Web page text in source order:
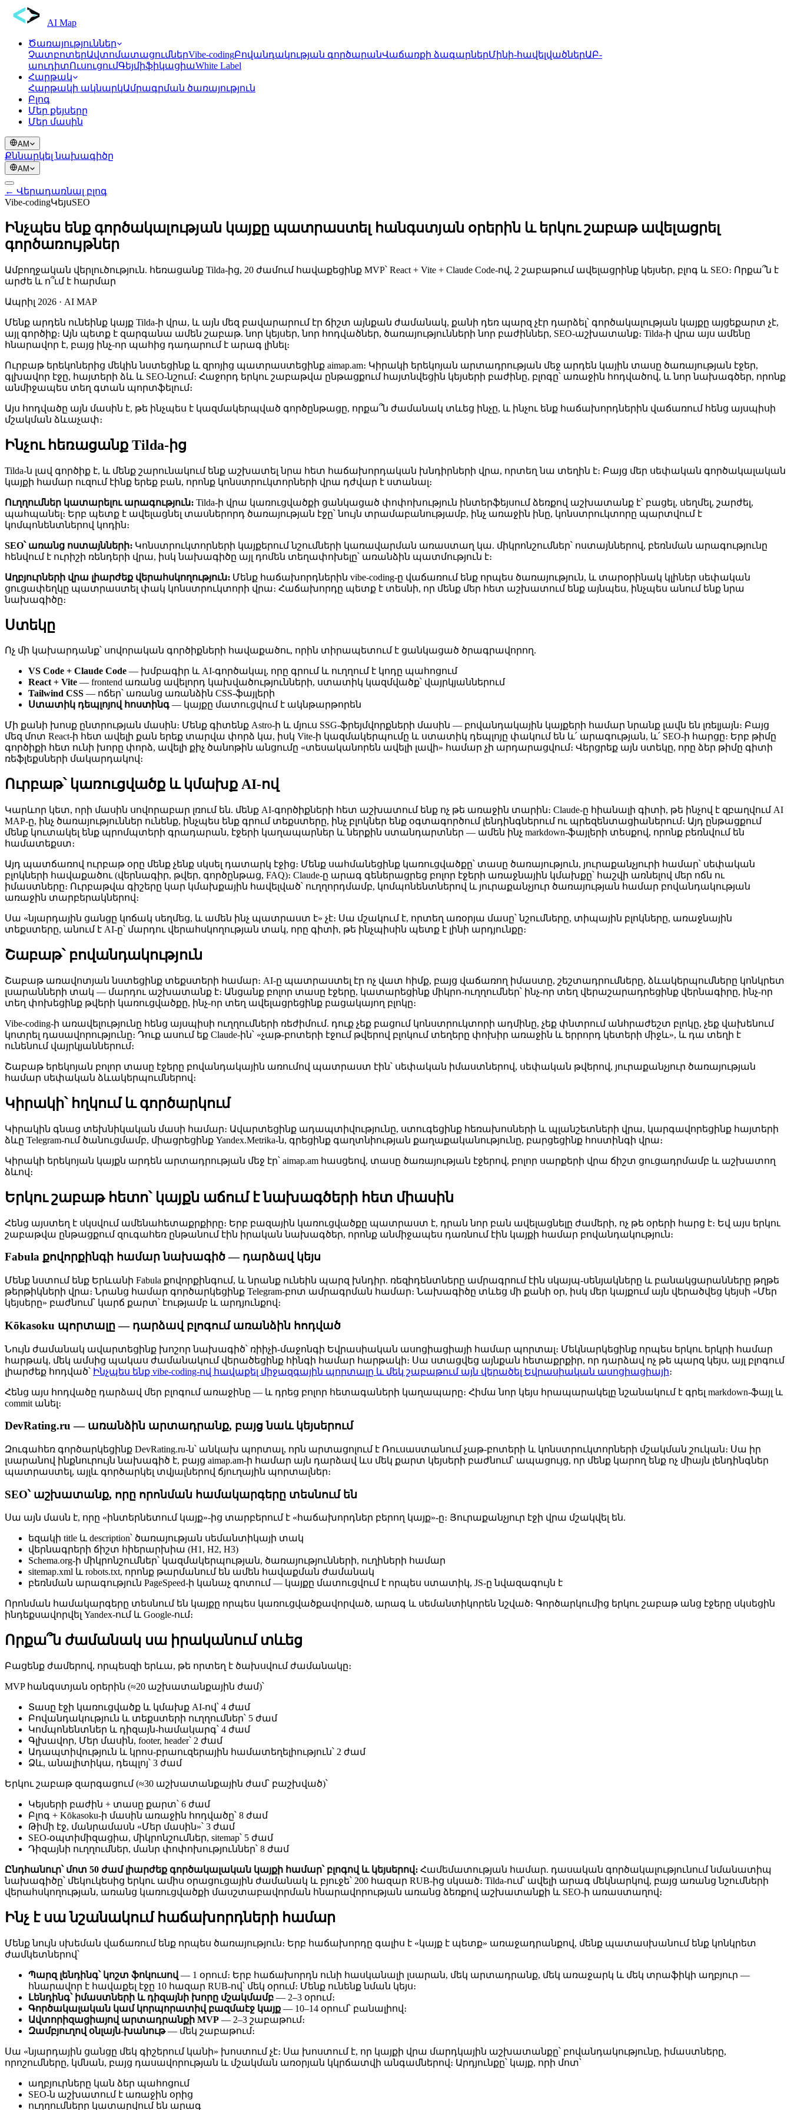
AI Map
Ծառայություններ
ՉատբոտերԱվտոմատացումներVibe-codingԲովանդակության գործարանՎաճառքի ձագարներՄինի-հավելվածներԱԲ-
աուդիտՈւսուցումԳեյմիֆիկացիաWhite Label
Հարթակ
Հարթակի ակնարկԱմրագրման ծառայություն
Բլոգ
Մեր քեյսերը
Մեր մասին
AM
Քննարկել նախագիծը
AM
← Վերադառնալ բլոգ
Vibe-codingԿեյսSEO
Ինչպես ենք գործակալության կայքը պատրաստել հանգստյան օրերին և երկու շաբաթ ավելացրել
գործառույթներ
Ամբողջական վերլուծություն. հեռացանք Tilda-ից, 20 ժամում հավաքեցինք MVP՝ React + Vite + Claude Code-ով, 2 շաբաթում ավելացրինք կեյսեր, բլոգ և SEO։ Որքա՞ն է
արժե և ո՞ւմ է հարմար
Ապրիլ 2026 · AI MAP
Մենք արդեն ունեինք կայք Tilda-ի վրա, և այն մեզ բավարարում էր ճիշտ այնքան ժամանակ, քանի դեռ պարզ չէր դարձել՝ գործակալության կայքը այցեքարտ չէ,
այլ գործիք։ Այն պետք է զարգանա ամեն շաբաթ. նոր կեյսեր, նոր հոդվածներ, ծառայությունների նոր բաժիններ, SEO-աշխատանք։ Tilda-ի վրա այս ամենը
հնարավոր է, բայց ինչ-որ պահից դադարում է արագ լինել։
Ուրբաթ երեկոներից մեկին նստեցինք և զրոյից պատրաստեցինք aimap.am։ Կիրակի երեկոյան արտադրության մեջ արդեն կային տասը ծառայության էջեր,
գլխավոր էջը, հայտերի ձև և SEO-նշում։ Հաջորդ երկու շաբաթվա ընթացքում հայտնվեցին կեյսերի բաժինը, բլոգը՝ առաջին հոդվածով, և նոր նախագծեր, որոնք
անմիջապես տեղ գտան պորտֆելում։
Այս հոդվածը այն մասին է, թե ինչպես է կազմակերպված գործընթացը, որքա՞ն ժամանակ տևեց ինչը, և ինչու ենք հաճախորդներին վաճառում հենց այսպիսի
մշակման ձևաչափ։
Ինչու հեռացանք Tilda-ից
Tilda-ն լավ գործիք է, և մենք շարունակում ենք աշխատել նրա հետ հաճախորդական խնդիրների վրա, որտեղ նա տեղին է։ Բայց մեր սեփական գործակալական
կայքի համար ուզում էինք երեք բան, որոնք կոնստրուկտորների վրա դժվար է ստանալ։
Ուղղումներ կատարելու արագություն։ Tilda-ի վրա կառուցվածքի ցանկացած փոփոխություն ինտերֆեյսում ձեռքով աշխատանք է՝ բացել, սեղմել, շարժել,
պահպանել։ Երբ պետք է ավելացնել տասներորդ ծառայության էջը՝ նույն տրամաբանությամբ, ինչ առաջին ինը, կոնստրուկտորը պարտվում է
կոմպոնենտներով կոդին։
SEO՝ առանց ոստայնների։ Կոնստրուկտորների կայքերում նշումների կառավարման առաստաղ կա. միկրոնշումներ՝ ոստայններով, բեռնման արագությունը
հենվում է ուրիշի ռենդերի վրա, իսկ նախագիծը այլ դոմեն տեղափոխելը՝ առանձին պատմություն է։
Աղբյուրների վրա լիարժեք վերահսկողություն։ Մենք հաճախորդներին vibe-coding-ը վաճառում ենք որպես ծառայություն, և տարօրինակ կլիներ սեփական
ցուցափեղկը պատրաստել փակ կոնստրուկտորի վրա։ Հաճախորդը պետք է տեսնի, որ մենք մեր հետ աշխատում ենք այնպես, ինչպես անում ենք նրա
նախագիծը։
Ստեկը
Ոչ մի կախարդանք՝ սովորական գործիքների հավաքածու, որին տիրապետում է ցանկացած ծրագրավորող.
VS Code + Claude Code — խմբագիր և AI-գործակալ, որը գրում և ուղղում է կոդը պահոցում
React + Vite — frontend առանց ավելորդ կախվածությունների, ստատիկ կազմվածք՝ վայրկյաններում
Tailwind CSS — ոճեր՝ առանց առանձին CSS-ֆայլերի
Ստատիկ դեպլոյով հոստինգ — կայքը մատուցվում է ակնթարթորեն
Մի քանի խոսք ընտրության մասին։ Մենք գիտենք Astro-ի և մյուս SSG-ֆրեյմվորքների մասին — բովանդակային կայքերի համար նրանք լավն են լռելյայն։ Բայց
մեզ մոտ React-ի հետ ավելի քան երեք տարվա փորձ կա, իսկ Vite-ի կազմակերպումը և ստատիկ դեպլոյը փակում են և՛ արագության, և՛ SEO-ի հարցը։ Երբ թիմը
գործիքի հետ ունի խորը փորձ, ավելի քիչ ծանոթին անցումը «տեսականորեն ավելի լավի» համար չի արդարացվում։ Վերցրեք այն ստեկը, որը ձեր թիմը գիտի
ռեֆլեքսների մակարդակով։
Ուրբաթ՝ կառուցվածք և կմախք AI-ով
Կարևոր կետ, որի մասին սովորաբար լռում են. մենք AI-գործիքների հետ աշխատում ենք ոչ թե առաջին տարին։ Claude-ը հիանալի գիտի, թե ինչով է զբաղվում AI
MAP-ը, ինչ ծառայություններ ունենք, ինչպես ենք գրում տեքստերը, ինչ բլոկներ ենք օգտագործում լենդինգներում ու պրեզենտացիաներում։ Այդ ընթացքում
մենք կուտակել ենք պրոմպտերի գրադարան, էջերի կաղապարներ և ներքին ստանդարտներ — ամեն ինչ markdown-ֆայլերի տեսքով, որոնք բեռնվում են
համատեքստ։
Այդ պատճառով ուրբաթ օրը մենք չենք սկսել դատարկ էջից։ Մենք սահմանեցինք կառուցվածքը՝ տասը ծառայություն, յուրաքանչյուրի համար՝ սեփական
բլոկների հավաքածու (վերնագիր, թվեր, գործընթաց, FAQ)։ Claude-ը արագ գեներացրեց բոլոր էջերի առաջնային կմախքը՝ հաշվի առնելով մեր ոճն ու
իմաստները։ Ուրբաթվա գիշերը կար կմախքային հավելված՝ ուղղորդմամբ, կոմպոնենտներով և յուրաքանչյուր ծառայության համար բովանդակության
առաջին տարբերակներով։
Սա «նյարդային ցանցը կոճակ սեղմեց, և ամեն ինչ պատրաստ է» չէ։ Սա մշակում է, որտեղ առօրյա մասը՝ նշումները, տիպային բլոկները, առաջնային
տեքստերը, անում է AI-ը՝ մարդու վերահսկողության տակ, որը գիտի, թե ինչպիսին պետք է լինի արդյունքը։
Շաբաթ՝ բովանդակություն
Շաբաթ առավոտյան նստեցինք տեքստերի համար։ AI-ը պատրաստել էր ոչ վատ հիմք, բայց վաճառող իմաստը, շեշտադրումները, ձևակերպումները կոնկրետ
լսարանների տակ — մարդու աշխատանք է։ Անցանք բոլոր տասը էջերը, կատարեցինք միկրո-ուղղումներ՝ ինչ-որ տեղ վերաշարադրեցինք վերնագիրը, ինչ-որ
տեղ փոխեցինք թվերի կառուցվածքը, ինչ-որ տեղ ավելացրեցինք բացակայող բլոկը։
Vibe-coding-ի առավելությունը հենց այսպիսի ուղղումների ռեժիմում. դուք չեք բացում կոնստրուկտորի ադմինը, չեք փնտրում անհրաժեշտ բլոկը, չեք վախենում
կոտրել դասավորությունը։ Դուք ասում եք Claude-ին՝ «չաթ-բոտերի էջում թվերով բլոկում տեղերը փոխիր առաջին և երրորդ կետերի միջև», և դա տեղի է
ունենում վայրկյաններում։
Շաբաթ երեկոյան բոլոր տասը էջերը բովանդակային առումով պատրաստ էին՝ սեփական իմաստներով, սեփական թվերով, յուրաքանչյուր ծառայության
համար սեփական ձևակերպումներով։
Կիրակի՝ հղկում և գործարկում
Կիրակին գնաց տեխնիկական մասի համար։ Ավարտեցինք ադապտիվությունը, ստուգեցինք հեռախոսների և պլանշետների վրա, կարգավորեցինք հայտերի
ձևը Telegram-ում ծանուցմամբ, միացրեցինք Yandex.Metrika-ն, գրեցինք գաղտնիության քաղաքականությունը, բարցեցինք հոստինգի վրա։
Կիրակի երեկոյան կայքն արդեն արտադրության մեջ էր՝ aimap.am հասցեով, տասը ծառայության էջերով, բոլոր սարքերի վրա ճիշտ ցուցադրմամբ և աշխատող
ձևով։
Երկու շաբաթ հետո՝ կայքն աճում է նախագծերի հետ միասին
Հենց այստեղ է սկսվում ամենահետաքրքիրը։ Երբ բազային կառուցվածքը պատրաստ է, դրան նոր բան ավելացնելը ժամերի, ոչ թե օրերի հարց է։ Եվ այս երկու
շաբաթվա ընթացքում զուգահեռ ընթանում էին իրական նախագծեր, որոնք անմիջապես դառնում էին կայքի համար բովանդակություն։
Fabula քովորքինգի համար նախագիծ — դարձավ կեյս
Մենք նստում ենք Երևանի Fabula քովորքինգում, և նրանք ունեին պարզ խնդիր. ռեզիդենտները ամրագրում էին սկայպ-սենյակները և բանակցարանները թղթե
թերթիկների վրա։ Նրանց համար գործարկեցինք Telegram-բոտ ամրագրման համար։ Նախագիծը տևեց մի քանի օր, իսկ մեր կայքում այն վերածվեց կեյսի «Մեր
կեյսերը» բաժնում՝ կարճ քարտ՝ էությամբ և արդյունքով։
Kōkasoku պորտալը — դարձավ բլոգում առանձին հոդված
Նույն ժամանակ ավարտեցինք խոշոր նախագիծ՝ ռիիչի-մաջոնգի Եվրասիական ասոցիացիայի համար պորտալ։ Մեկնարկեցինք որպես երկու երկրի համար
հարթակ, մեկ ամսից պակաս ժամանակում վերածեցինք հինգի համար հարթակի։ Սա ստացվեց այնքան հետաքրքիր, որ դարձավ ոչ թե պարզ կեյս, այլ բլոգում
լիարժեք հոդված՝ Ինչպես ենք vibe-coding-ով հավաքել միջազգային պորտալը և մեկ շաբաթում այն վերածել Եվրասիական ասոցիացիայի։
Հենց այս հոդվածը դարձավ մեր բլոգում առաջինը — և դրեց բոլոր հետագաների կաղապարը։ Հիմա նոր կեյս հրապարակելը նշանակում է գրել markdown-ֆայլ և
commit անել։
DevRating.ru — առանձին արտադրանք, բայց նաև կեյսերում
Զուգահեռ գործարկեցինք DevRating.ru-ն՝ անկախ պորտալ, որն արտացոլում է Ռուսաստանում չաթ-բոտերի և կոնստրուկտորների մշակման շուկան։ Սա իր
լսարանով ինքնուրույն նախագիծ է, բայց aimap.am-ի համար այն դարձավ ևս մեկ քարտ կեյսերի բաժնում՝ ապացույց, որ մենք կարող ենք ոչ միայն լենդինգներ
պատրաստել, այլև գործարկել տվյալներով ճյուղային պորտալներ։
SEO՝ աշխատանք, որը որոնման համակարգերը տեսնում են
Սա այն մասն է, որը «ինտերնետում կայք»-ից տարբերում է «հաճախորդներ բերող կայք»-ը։ Յուրաքանչյուր էջի վրա մշակվել են.
եզակի title և description՝ ծառայության սեմանտիկայի տակ
վերնագրերի ճիշտ հիերարխիա (H1, H2, H3)
Schema.org-ի միկրոնշումներ՝ կազմակերպության, ծառայությունների, ուղիների համար
sitemap.xml և robots.txt, որոնք թարմանում են ամեն հավաքման ժամանակ
բեռնման արագություն PageSpeed-ի կանաչ գոտում — կայքը մատուցվում է որպես ստատիկ, JS-ը նվազագույն է
Որոնման համակարգերը տեսնում են կայքը որպես կառուցվածքավորված, արագ և սեմանտիկորեն նշված։ Գործարկումից երկու շաբաթ անց էջերը սկսեցին
ինդեքսավորվել Yandex-ում և Google-ում։
Որքա՞ն ժամանակ սա իրականում տևեց
Բացենք ժամերով, որպեսզի երևա, թե որտեղ է ծախսվում ժամանակը։
MVP հանգստյան օրերին (≈20 աշխատանքային ժամ)՝
Տասը էջի կառուցվածք և կմախք AI-ով՝ 4 ժամ
Բովանդակություն և տեքստերի ուղղումներ՝ 5 ժամ
Կոմպոնենտներ և դիզայն-համակարգ՝ 4 ժամ
Գլխավոր, Մեր մասին, footer, header՝ 2 ժամ
Ադապտիվություն և կրոս-բրաուզերային համատեղելիություն՝ 2 ժամ
Ձև, անալիտիկա, դեպլոյ՝ 3 ժամ
Երկու շաբաթ զարգացում (≈30 աշխատանքային ժամ՝ բաշխված)՝
Կեյսերի բաժին + տասը քարտ՝ 6 ժամ
Բլոգ + Kōkasoku-ի մասին առաջին հոդվածը՝ 8 ժամ
Թիմի էջ, մանրամասն «Մեր մասին»՝ 3 ժամ
SEO-օպտիմիզացիա, միկրոնշումներ, sitemap՝ 5 ժամ
Դիզայնի ուղղումներ, մանր փոփոխություններ՝ 8 ժամ
Ընդհանուր՝ մոտ 50 ժամ լիարժեք գործակալական կայքի համար՝ բլոգով և կեյսերով։ Համեմատության համար. դասական գործակալությունում նմանատիպ
նախագիծը՝ մեկուկեսից երկու ամիս օրացուցային ժամանակ և բյուջե՝ 200 հազար RUB-ից սկսած։ Tilda-ում՝ ավելի արագ մեկնարկով, բայց առանց նշումների
վերահսկողության, առանց կառուցվածքի մասշտաբավորման հնարավորության առանց ձեռքով աշխատանքի և SEO-ի առաստաղով։
Ինչ է սա նշանակում հաճախորդների համար
Մենք նույն սխեման վաճառում ենք որպես ծառայություն։ Երբ հաճախորդը գալիս է «կայք է պետք» առաջադրանքով, մենք պատասխանում ենք կոնկրետ
ժամկետներով՝
Պարզ լենդինգ՝ կոշտ ֆոկուսով — 1 օրում։ Երբ հաճախորդն ունի հասկանալի լսարան, մեկ արտադրանք, մեկ առաջարկ և մեկ տրաֆիկի աղբյուր —
հնարավոր է հավաքել էջը 10 հազար RUB-ով՝ մեկ օրում։ Մենք ունենք նման կեյս։
Լենդինգ՝ իմաստների և դիզայնի խորը մշակմամբ — 2–3 օրում։
Գործակալական կամ կորպորատիվ բազմաէջ կայք — 10–14 օրում՝ բանալիով։
Ավտորիզացիայով արտադրանքի MVP — 2–3 շաբաթում։
Զամբյուղով օնլայն-խանութ— մեկ շաբաթում։
Սա «նյարդային ցանցը մեկ գիշերում կանի» խոստում չէ։ Սա խոստում է, որ կայքի վրա մարդկային աշխատանքը՝ բովանդակությունը, իմաստները,
որոշումները, կմնան, բայց դասավորության և մշակման առօրյան կկրճատվի անգամներով։ Արդյունքը՝ կայք, որի մոտ՝
աղբյուրները կան ձեր պահոցում
SEO-ն աշխատում է առաջին օրից
ուղղումները կատարվում են արագ